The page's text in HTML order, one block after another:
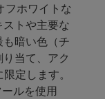
ホワイトな
トや主要な
暗い色（チ
当て、アク
定します。
ルを使用